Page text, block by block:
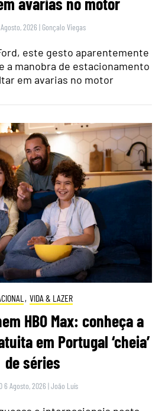
2026 | Gonçalo Viegas
este gesto aparentemente
a manobra de estacionamento
em avarias no motor
, VIDA & LAZER
HBO Max: conheça a
em Portugal ‘cheia’
de séries
6 Agosto, 2026 |João Luís